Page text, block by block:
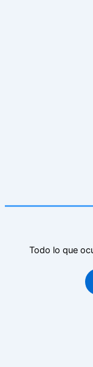
Todo lo que